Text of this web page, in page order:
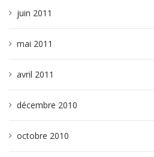
juin 2011
mai 2011
avril 2011
décembre 2010
octobre 2010